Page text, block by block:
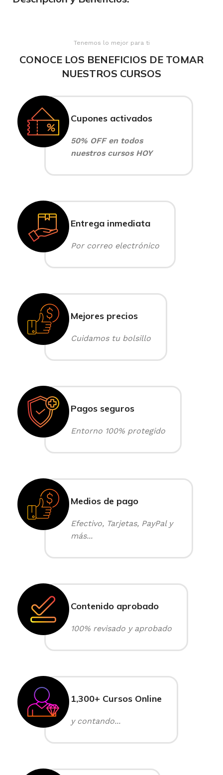
Tenemos lo mejor para ti
CONOCE LOS BENEFICIOS DE TOMAR
NUESTROS CURSOS
Cupones activados
50% OFF en todos
nuestros cursos HOY
Entrega inmediata
Por correo electrónico
Mejores precios
Cuidamos tu bolsillo
Pagos seguros
Entorno 100% protegido
Medios de pago
Efectivo, Tarjetas, PayPal y
más...
Contenido aprobado
100% revisado y aprobado
1,300+ Cursos Online
y contando...